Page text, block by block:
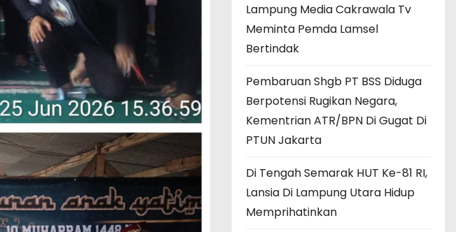
Lampung Media Cakrawala Tv
Meminta Pemda Lamsel
Bertindak
Pembaruan Shgb PT BSS Diduga
Berpotensi Rugikan Negara,
Kementrian ATR/BPN Di Gugat Di
PTUN Jakarta
Di Tengah Semarak HUT Ke-81 RI,
Lansia Di Lampung Utara Hidup
Memprihatinkan